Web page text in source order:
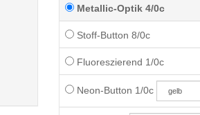
Metallic-Optik 4/0c
Stoff-Button 8/0c
Fluoreszierend 1/0c
Neon-Button 1/0c